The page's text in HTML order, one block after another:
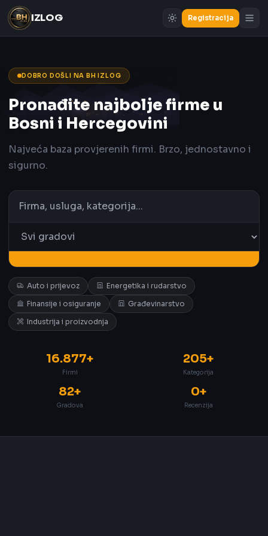
IZLOG Registracija
DOBRO DOŠLI NA BH IZLOG
Pronađite najbolje firme u
Bosni i Hercegovini
Najveća baza provjerenih firmi. Brzo, jednostavno i
sigurno.
Auto i prijevoz
Energetika i rudarstvo
Finansije i osiguranje
Građevinarstvo
Industrija i proizvodnja
16.877+
Firmi
205+
Kategorija
82+
Gradova
0+
Recenzija